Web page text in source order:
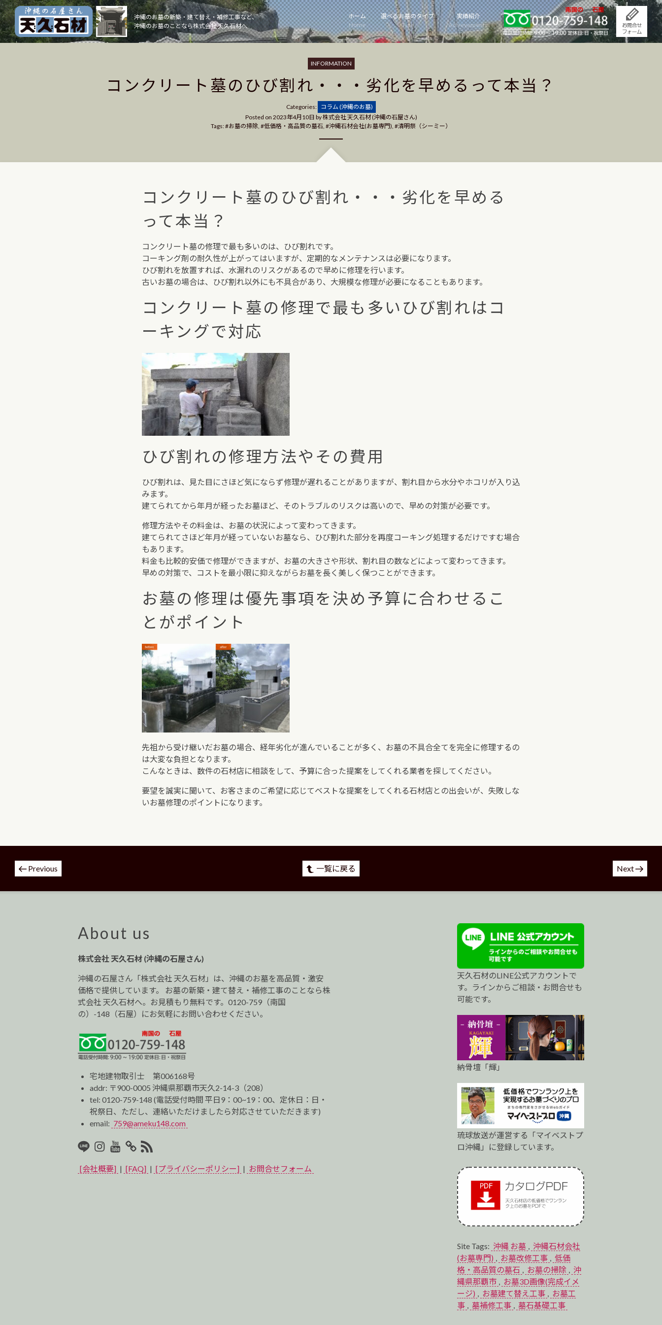
Skip
to
content
沖縄のお墓の新築・建て替え・補修工事など、
沖縄のお墓のことなら株式会社 天久石材へ
ホーム
Home
選べるお墓のタイプ
Type
実績紹介
Achievements
INFORMATION
コンクリート墓のひび割れ・・・劣化を早めるって本当？
Categories: Categories
コラム (沖縄のお墓)
Posted on 2023年4月10日 by株式会社 天久石材 (沖縄の石屋さん)
Tags:
お墓の掃除, 低価格・高品質の墓石, 沖縄石材会社(お墓専門), 清明祭（シーミー）
コンクリート墓のひび割れ・・・劣化を早める
って本当？
コンクリート墓の修理で最も多いのは、ひび割れです。
コーキング剤の耐久性が上がってはいますが、定期的なメンテナンスは必要になります。
ひび割れを放置すれば、水漏れのリスクがあるので早めに修理を行います。
古いお墓の場合は、ひび割れ以外にも不具合があり、大規模な修理が必要になることもあります。
コンクリート墓の修理で最も多いひび割れはコ
ーキングで対応
ひび割れの修理方法やその費用
ひび割れは、見た目にさほど気にならず修理が遅れることがありますが、割れ目から水分やホコリが入り込
みます。
建てられてから年月が経ったお墓ほど、そのトラブルのリスクは高いので、早めの対策が必要です。
修理方法やその料金は、お墓の状況によって変わってきます。
建てられてさほど年月が経っていないお墓なら、ひび割れた部分を再度コーキング処理するだけですむ場合
もあります。
料金も比較的安価で修理ができますが、お墓の大きさや形状、割れ目の数などによって変わってきます。
早めの対策で、コストを最小限に抑えながらお墓を長く美しく保つことができます。
お墓の修理は優先事項を決め予算に合わせるこ
とがポイント
先祖から受け継いだお墓の場合、経年劣化が進んでいることが多く、お墓の不具合全てを完全に修理するの
は大変な負担となります。
こんなときは、数件の石材店に相談をして、予算に合った提案をしてくれる業者を探してください。
要望を誠実に聞いて、お客さまのご希望に応じてベストな提案をしてくれる石材店との出会いが、失敗しな
いお墓修理のポイントになります。
投
稿
ナ
Previous 一覧に戻る Next
About us
株式会社 天久石材 (沖縄の石屋さん)
沖縄の石屋さん「株式会社 天久石材」は、沖縄のお墓を高品質・激安
価格で提供しています。 お墓の新築・建て替え・補修工事のことなら株
式会社 天久石材へ。お見積もり無料です。0120-759（南国
の）-148（石屋）にお気軽にお問い合わせください。
宅地建物取引士 第006168号
addr: 〒900-0005 沖縄県那覇市天久2-14-3（208）
tel:0120-759-148 (電話受付時間 平日9：00~19：00、定休日：日・
祝祭日、ただし、連絡いただけましたら対応させていただきます)
email: 759@ameku148.com
LINEInstagram
Youtube
マ
イ
RSS2
[会社概要] | [FAQ] | [プライバシーポリシー] | お問合せフォーム
天久石材のLINE公式アカウントで
す。ラインからご相談・お問合せも
可能です。
納骨壇「輝」
琉球放送が運営する「マイベストプ
ロ沖縄」に登録しています。
Site Tags: 沖縄 お墓 , 沖縄石材会社
(お墓専門) , お墓改修工事 , 低価
格・高品質の墓石 , お墓の掃除 , 沖
縄県那覇市 , お墓3D画像(完成イメ
ージ) , お墓建て替え工事 , お墓工
事 , 墓補修工事 , 墓石基礎工事